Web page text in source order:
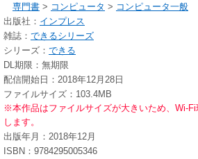
専門書 > コンピュータ > コンピュータ一般
出版社： インプレス
雑誌： できるシリーズ
シリーズ： できる
DL期限：無期限
配信開始日：2018年12月28日
ファイルサイズ：103.4MB
※本作品はファイルサイズが大きいため、Wi-
します。
出版年月：2018年12月
ISBN：9784295005346